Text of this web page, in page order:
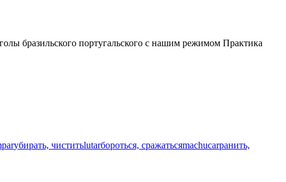
бразильского португальского с нашим режимом Практика
убирать, чиститьlutarбороться, сражатьсяmachucarранить,